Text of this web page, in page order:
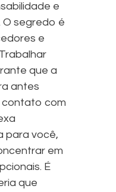
e
segredo é
e
que a
antes
contato com
para você,
em
É
que